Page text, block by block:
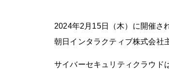
2024年2月15日（木）に開催さ
朝日インタラクティブ株式会社
サイバーセキュリティクラウド